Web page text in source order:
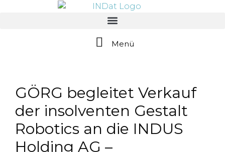
Menü
GÖRG begleitet Verkauf
der insolventen Gestalt
Robotics an die INDUS
Holding AG –